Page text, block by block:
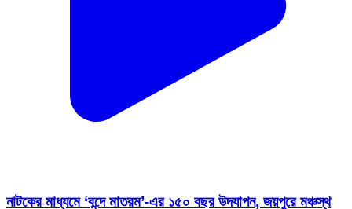
নাটকের মাধ্যমে ‘বন্দে মাতরম’-এর ১৫০ বছর উদযাপন, জয়পুরে মঞ্চস্থ